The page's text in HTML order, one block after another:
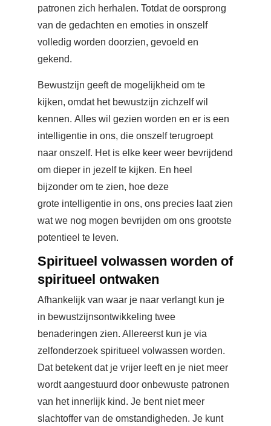
patronen zich herhalen. Totdat de oorsprong
van de gedachten en emoties in onszelf
volledig worden doorzien, gevoeld en
gekend.
Bewustzijn geeft de mogelijkheid om te
kijken, omdat het bewustzijn zichzelf wil
kennen. Alles wil gezien worden en er is een
intelligentie in ons, die onszelf terugroept
naar onszelf. Het is elke keer weer bevrijdend
om dieper in jezelf te kijken. En heel
bijzonder om te zien, hoe deze
grote intelligentie in ons, ons precies laat zien
wat we nog mogen bevrijden om ons grootste
potentieel te leven.
Spiritueel volwassen worden of
spiritueel ontwaken
Afhankelijk van waar je naar verlangt kun je
in bewustzijnsontwikkeling twee
benaderingen zien. Allereerst kun je via
zelfonderzoek spiritueel volwassen worden.
Dat betekent dat je vrijer leeft en je niet meer
wordt aangestuurd door onbewuste patronen
van het innerlijk kind. Je bent niet meer
slachtoffer van de omstandigheden. Je kunt